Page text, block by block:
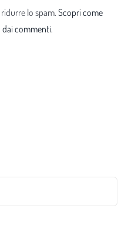
lo spam. Scopri come
dai commenti.